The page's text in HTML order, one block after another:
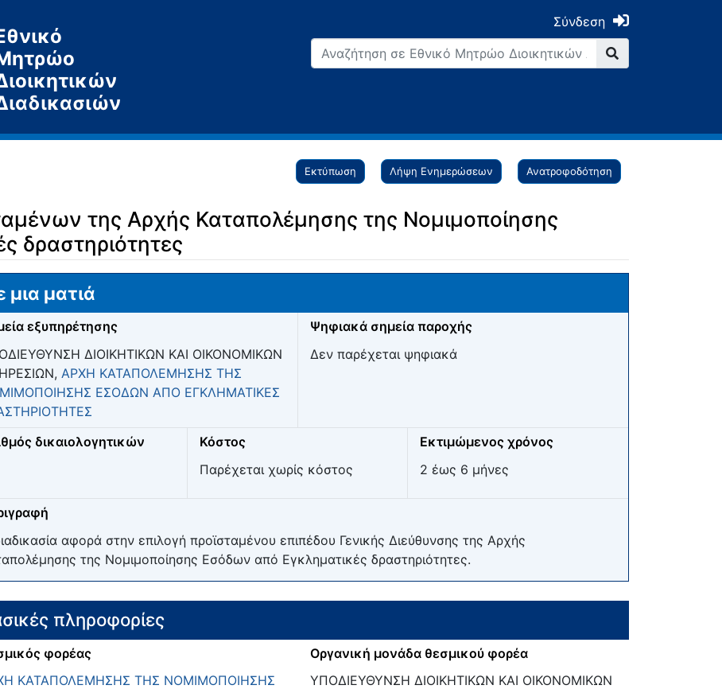
Σύνδεση
Εκτύπωση Λήψη Ενημερώσεων Ανατροφοδότηση
της Αρχής Καταπολέμησης της Νομιμοποίησης
δραστηριότητες
μια ματιά
εξυπηρέτησης
ΔΙΟΙΚΗΤΙΚΩΝ ΚΑΙ ΟΙΚΟΝΟΜΙΚΩΝ
ΑΡΧΗ ΚΑΤΑΠΟΛΕΜΗΣΗΣ ΤΗΣ
ΕΣΟΔΩΝ ΑΠΟ ΕΓΚΛΗΜΑΤΙΚΕΣ
Ψηφιακά σημεία παροχής
Δεν παρέχεται ψηφιακά
δικαιολογητικών
Κόστος
Παρέχεται χωρίς κόστος
Εκτιμώμενος χρόνος
2 έως 6 μήνες
αφορά στην επιλογή προϊσταμένου επιπέδου Γενικής Διεύθυνσης της Αρχής
της Νομιμοποίησης Εσόδων από Εγκληματικές δραστηριότητες.
πληροφορίες
φορέας
ΚΑΤΑΠΟΛΕΜΗΣΗΣ ΤΗΣ ΝΟΜΙΜΟΠΟΙΗΣΗΣ
Οργανική μονάδα θεσμικού φορέα
ΥΠΟΔΙΕΥΘΥΝΣΗ ΔΙΟΙΚΗΤΙΚΩΝ ΚΑΙ ΟΙΚΟΝΟΜΙΚΩΝ